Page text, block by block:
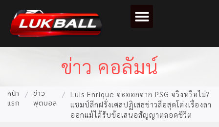
ข่าว คอลัมน์
หน้า
แรก
/ ข่าว
ฟุตบอล
/
Luis Enrique จะออกจาก PSG จริงหรือไม่?
แชมป์ลีกฝรั่งเศสปฏิเสธข่าวลือสุดโต่งเรื่องลา
ออกแม้ได้รับข้อเสนอสัญญาตลอดชีวิต